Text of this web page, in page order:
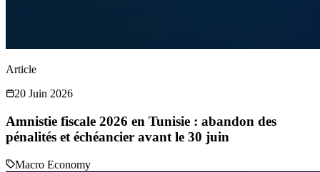
Article
20 Juin 2026
Amnistie fiscale 2026 en Tunisie : abandon des
pénalités et échéancier avant le 30 juin
Macro Economy